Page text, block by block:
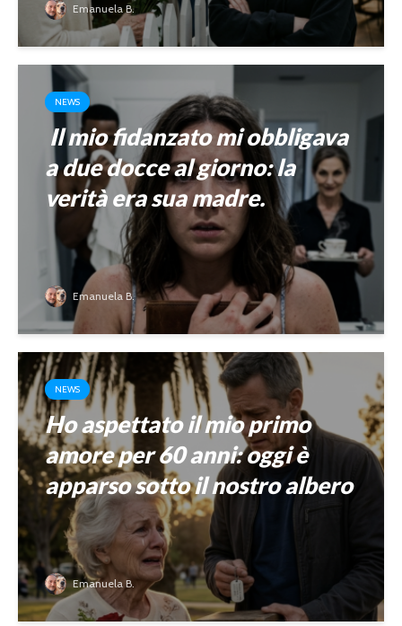
Emanuela B.
NEWS
Il mio fidanzato mi obbligava
a due docce al giorno: la
verità era sua madre.
Emanuela B.
NEWS
Ho aspettato il mio primo
amore per 60 anni: oggi è
apparso sotto il nostro albero
Emanuela B.